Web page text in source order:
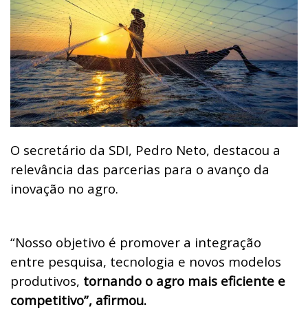
O secretário da SDI, Pedro Neto, destacou a
relevância das parcerias para o avanço da
inovação no agro.
“Nosso objetivo é promover a integração
entre pesquisa, tecnologia e novos modelos
produtivos, tornando o agro mais eficiente e
competitivo”, afirmou.